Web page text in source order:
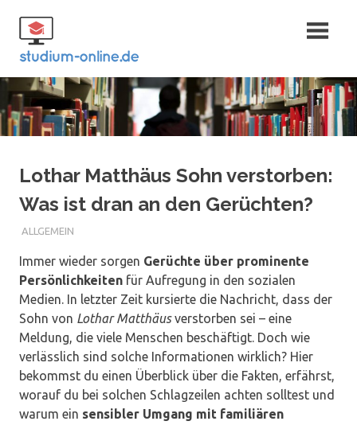
Inhalt
springen
Fernstudium
und Bachelor
Lothar Matthäus Sohn verstorben:
Was ist dran an den Gerüchten?
ALLGEMEIN
Immer wieder sorgen Gerüchte über prominente
Persönlichkeiten für Aufregung in den sozialen
Medien. In letzter Zeit kursierte die Nachricht, dass der
Sohn von Lothar Matthäusverstorben sei – eine
Meldung, die viele Menschen beschäftigt. Doch wie
verlässlich sind solche Informationen wirklich? Hier
bekommst du einen Überblick über die Fakten, erfährst,
worauf du bei solchen Schlagzeilen achten solltest und
warum ein sensibler Umgang mit familiären